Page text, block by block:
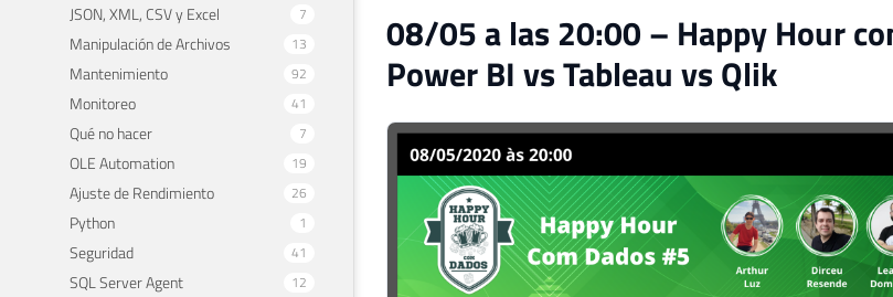
JSON, XML, CSV y Excel 7
Manipulación de Archivos 13
Mantenimiento 92
Monitoreo 41
Qué no hacer 7
OLE Automation 19
Ajuste de Rendimiento 26
Python 1
Seguridad 41
SQL Server Agent 12
08/05 a las 20:00 – Happy Hour
Power BI vs Tableau vs Qlik